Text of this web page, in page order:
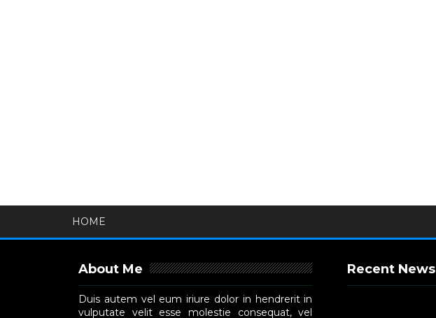
HOME
About Me
Duis autem vel eum iriure dolor in hendrerit in
vulputate velit esse molestie consequat, vel
Recent News